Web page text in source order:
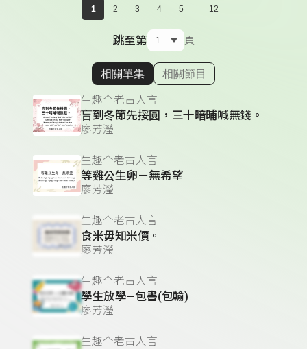
1 2 3 4 5 ... 12
跳至第 頁
顯示相關單集
相關單集 相關節目
生趣个老古人言
吂到冬節先挼圓，三十暗晡喊無錢。
廖芳瀅
生趣个老古人言
等雞公生卵－無希望
廖芳瀅
生趣个老古人言
食米毋知米價。
廖芳瀅
生趣个老古人言
學生放學—包書(包輸)
廖芳瀅
生趣个老古人言